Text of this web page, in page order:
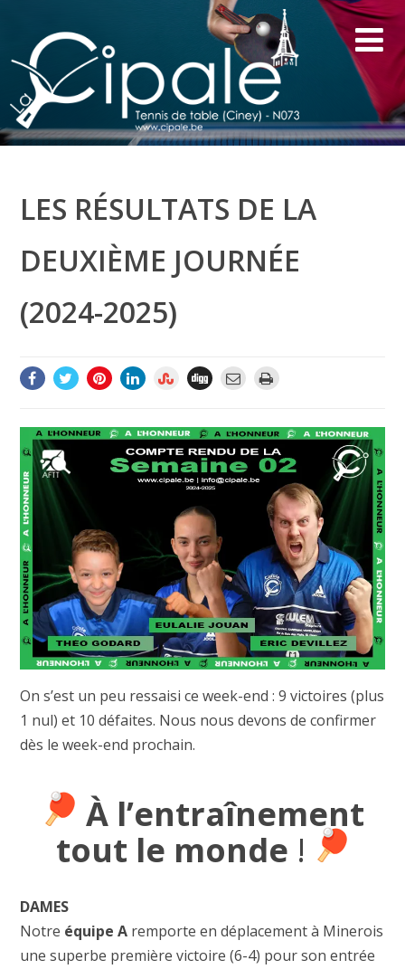
LES RÉSULTATS DE LA
DEUXIÈME JOURNÉE
(2024-2025)
On s’est un peu ressaisi ce week-end : 9 victoires (plus
1 nul) et 10 défaites. Nous nous devons de confirmer
dès le week-end prochain.
À l’entraînement
tout le monde !
DAMES
Notre équipe Aremporte en déplacement à Minerois
une superbe première victoire (6-4) pour son entrée